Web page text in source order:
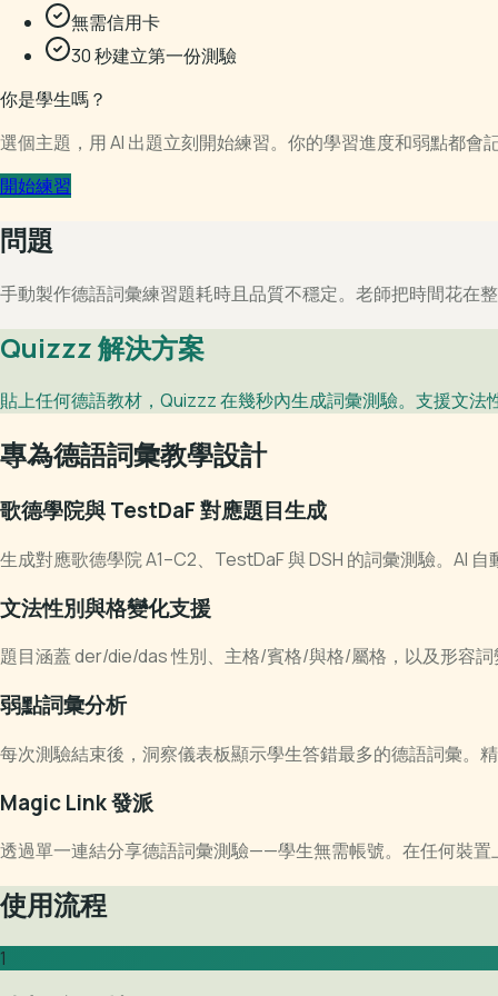
無需信用卡
30 秒建立第一份測驗
你是學生嗎？
選個主題，用 AI 出題立刻開始練習。你的學習進度和弱點都會
開始練習
問題
手動製作德語詞彙練習題耗時且品質不穩定。老師把時間花在
Quizzz 解決方案
貼上任何德語教材，Quizzz 在幾秒內生成詞彙測驗。支援文
專為德語詞彙教學設計
歌德學院與 TestDaF 對應題目生成
生成對應歌德學院 A1–C2、TestDaF 與 DSH 的詞彙測驗。AI
文法性別與格變化支援
題目涵蓋 der/die/das 性別、主格/賓格/與格/屬格，以及形容
弱點詞彙分析
每次測驗結束後，洞察儀表板顯示學生答錯最多的德語詞彙。
Magic Link 發派
透過單一連結分享德語詞彙測驗——學生無需帳號。在任何裝置
使用流程
1